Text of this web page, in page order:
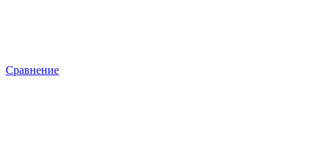
Сравнение